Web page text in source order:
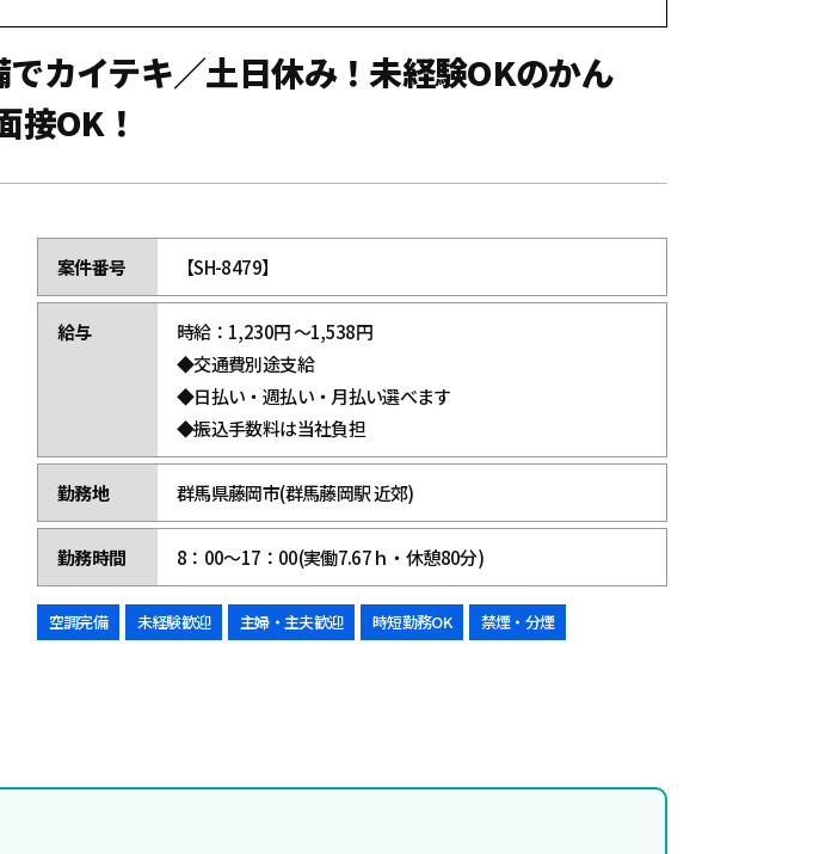
カイテキ／土日休み！未経験OKのかん
接OK！
案件番号 【SH-8479】
給与
時給：1,230円 ～1,538円
◆交通費別途支給
◆日払い・週払い・月払い選べます
◆振込手数料は当社負担
勤務地 群馬県藤岡市(群馬藤岡駅 近郊)
勤務時間 8：00～17：00(実働7.67ｈ・休憩80分)
空調完備 未経験歓迎 主婦・主夫歓迎 時短勤務OK 禁煙・分煙